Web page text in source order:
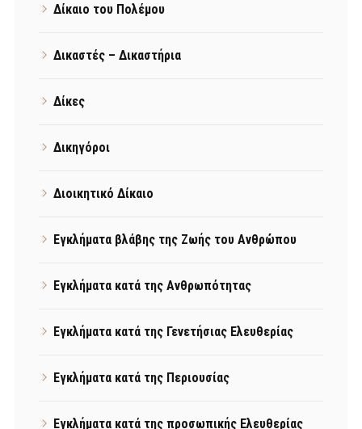
Δίκαιο του Πολέμου
Δικαστές – Δικαστήρια
Δίκες
Δικηγόροι
Διοικητικό Δίκαιο
Εγκλήματα βλάβης της Ζωής του Ανθρώπου
Εγκλήματα κατά της Ανθρωπότητας
Εγκλήματα κατά της Γενετήσιας Ελευθερίας
Εγκλήματα κατά της Περιουσίας
Εγκλήματα κατά της προσωπικής Ελευθερίας